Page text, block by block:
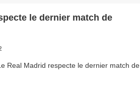
le dernier match de